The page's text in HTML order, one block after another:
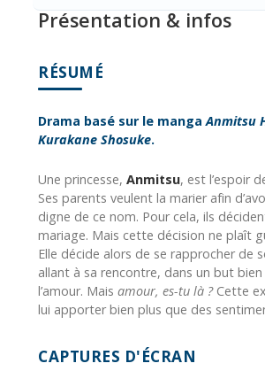
Présentation & infos
RÉSUMÉ
Drama basé sur le mangaAnmitsu
Kurakane Shosuke.
Une princesse, Anmitsu, est l’espoir
Ses parents veulent la marier afin
digne de ce nom. Pour cela, ils
mariage. Mais cette décision ne plaît
Elle décide alors de se rapprocher de
allant à sa rencontre, dans un but
l’amour. Mais amour, es-tu là ?Cette
lui apporter bien plus que des
CAPTURES D'ÉCRAN